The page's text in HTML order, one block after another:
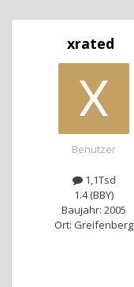
xrated
Benutzer
1,1Tsd
1.4 (BBY)
Baujahr: 2005
Ort: Greifenberg